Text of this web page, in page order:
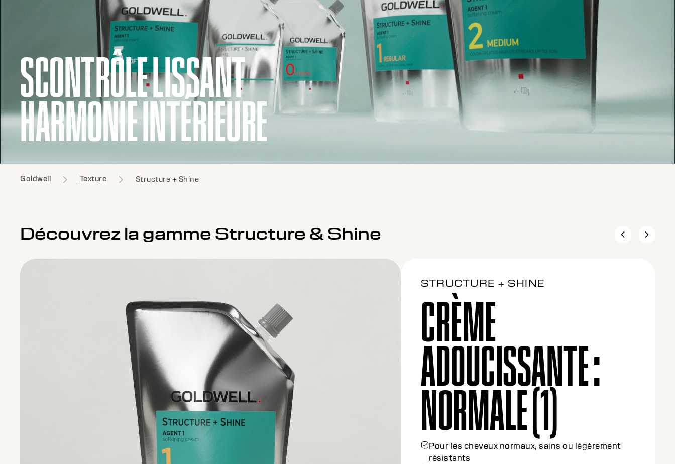
SCONTRÔLE LISSANT
HARMONIE INTÉRIEURE
Goldwell Texture Structure + Shine
Découvrez la gamme Structure & Shine
STRUCTURE + SHINE
CRÈME
ADOUCISSANTE :
MOYENNE (2)
Pour les cheveux colorés ou légèrement
sensibilisés (jusqu'à 30 % de mèches)